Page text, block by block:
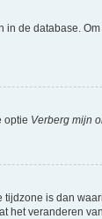
de database.
optie Verberg mijn
is dan
het veranderen